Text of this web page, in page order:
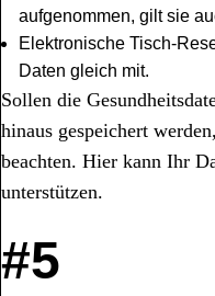
aufgenommen, gilt sie
Elektronische Tisch-
Daten gleich mit.
Sollen die
hinaus gespeichert
beachten. Hier kann Ihr
unterstützen.
#5